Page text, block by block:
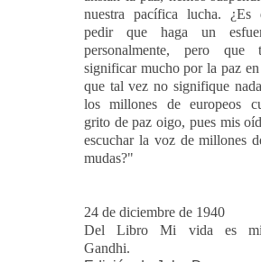
nuestra pacífica lucha. ¿Es
pedir que haga un
personalmente, pero que
significar mucho por la paz
que tal vez no signifique
los millones de europeos
grito de paz oigo, pues mis
escuchar la voz de millones
mudas?"
24 de diciembre de 1940
Del Libro Mi vida es mi
Gandhi.